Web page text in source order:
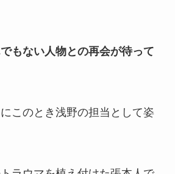
もない人物との再会が待って
このとき浅野の担当として姿